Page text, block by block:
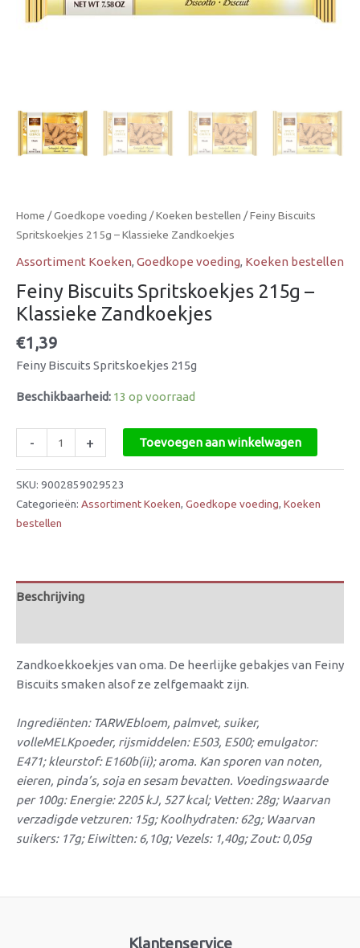
Home /Goedkope voeding /Koeken bestellen / Feiny Biscuits
Spritskoekjes 215g – Klassieke Zandkoekjes
Assortiment Koeken, Goedkope voeding, Koeken bestellen
Feiny Biscuits Spritskoekjes 215g –
Klassieke Zandkoekjes
€1,39
Feiny Biscuits Spritskoekjes 215g
Beschikbaarheid: 13 op voorraad
- + Toevoegen aan winkelwagen
SKU: 9002859029523
Categorieën: Assortiment Koeken, Goedkope voeding, Koeken
bestellen
Beschrijving
Zandkoekkoekjes van oma. De heerlijke gebakjes van Feiny
Biscuits smaken alsof ze zelfgemaakt zijn.
Ingrediënten: TARWEbloem, palmvet, suiker,
volleMELKpoeder, rijsmiddelen: E503, E500; emulgator:
E471; kleurstof: E160b(ii); aroma. Kan sporen van noten,
eieren, pinda’s, soja en sesam bevatten. Voedingswaarde
per 100g: Energie: 2205 kJ, 527 kcal; Vetten: 28g; Waarvan
verzadigde vetzuren: 15g; Koolhydraten: 62g; Waarvan
suikers: 17g; Eiwitten: 6,10g; Vezels: 1,40g; Zout: 0,05g
Klantenservice